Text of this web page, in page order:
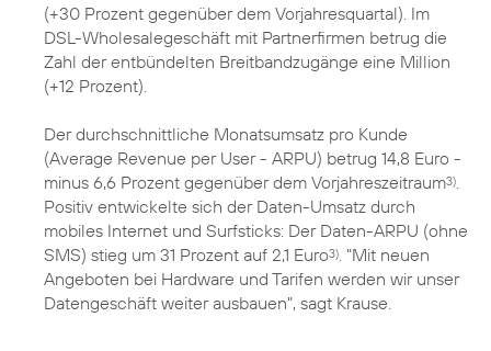
(+30 Prozent gegenüber dem Vorjahresquartal). Im
DSL-Wholesalegeschäft mit Partnerfirmen betrug die
Zahl der entbündelten Breitbandzugänge eine Million
(+12 Prozent).
Der durchschnittliche Monatsumsatz pro Kunde
(Average Revenue per User - ARPU) betrug 14,8 Euro -
minus 6,6 Prozent gegenüber dem Vorjahreszeitraum3)
Positiv entwickelte sich der Daten-Umsatz durch
mobiles Internet und Surfsticks: Der Daten-ARPU (ohne
SMS) stieg um 31 Prozent auf 2,1 Euro3) . "Mit neuen
Angeboten bei Hardware und Tarifen werden wir unser
Datengeschäft weiter ausbauen", sagt Krause.